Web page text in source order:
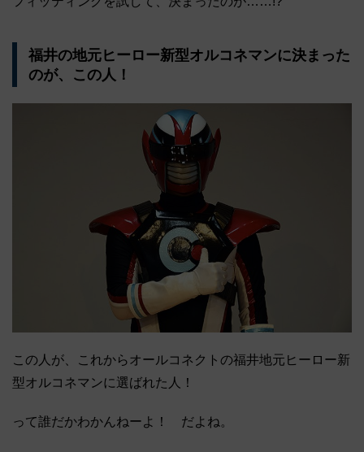
福井の地元ヒーロー新型オルコネマンに決まった
のが、この人！
この人が、これからオールコネクトの福井地元ヒーロー新
型オルコネマンに選ばれた人！
って誰だかわかんねーよ！ だよね。